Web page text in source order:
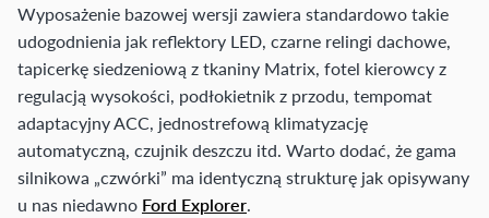
Wyposażenie bazowej wersji zawiera standardowo takie
udogodnienia jak reflektory LED, czarne relingi dachowe,
tapicerkę siedzeniową z tkaniny Matrix, fotel kierowcy z
regulacją wysokości, podłokietnik z przodu, tempomat
adaptacyjny ACC, jednostrefową klimatyzację
automatyczną, czujnik deszczu itd. Warto dodać, że gama
silnikowa „czwórki” ma identyczną strukturę jak opisywany
u nas niedawno Ford Explorer.